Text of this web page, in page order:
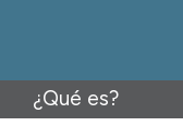
¿Qué es?